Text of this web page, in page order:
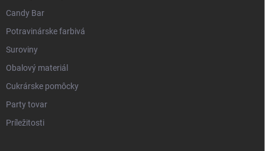
Candy Bar
Potravinárske farbivá
Suroviny
Obalový materiál
Cukrárske pomôcky
Party tovar
Príležitosti